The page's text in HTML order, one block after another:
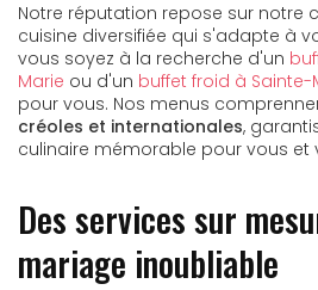
Notre réputation repose sur notre
cuisine diversifiée qui s'adapte à
vous soyez à la recherche d'un
Marie ou d'un buffet froid à Sainte-
pour vous. Nos menus
créoles et internationales,
culinaire mémorable pour vous et
Des services sur
mariage inoubliable